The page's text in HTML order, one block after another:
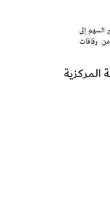
المركزية